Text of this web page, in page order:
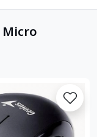
Micro